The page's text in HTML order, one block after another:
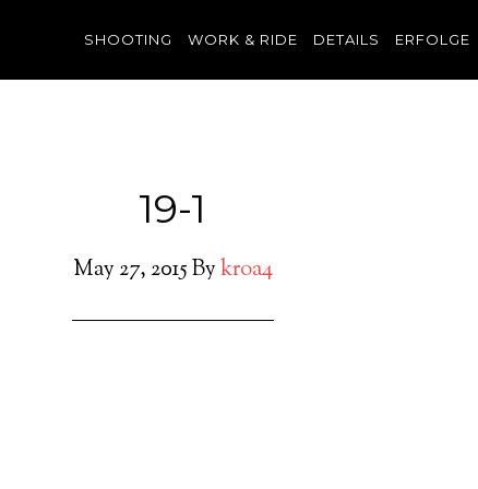
SHOOTING WORK & RIDE DETAILS ERFOLGE
19-1
May 27, 2015Bykroa4